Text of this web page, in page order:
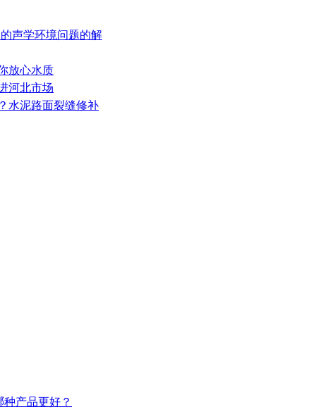
声学环境问题的解
放心水质
河北市场
水泥路面裂缝修补